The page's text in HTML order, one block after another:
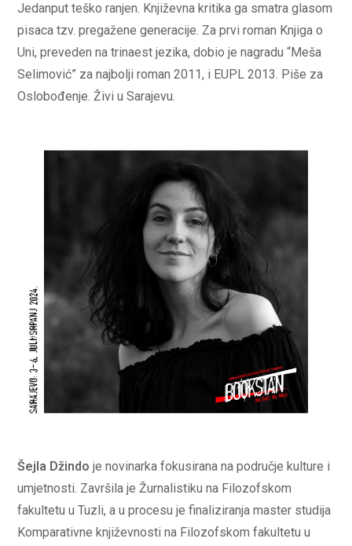
Jedanput teško ranjen. Književna kritika ga smatra glasom
pisaca tzv. pregažene generacije. Za prvi roman Knjiga o
Uni, preveden na trinaest jezika, dobio je nagradu “Meša
Selimović” za najbolji roman 2011, i EUPL 2013. Piše za
Oslobođenje. Živi u Sarajevu.
Šejla Džindo je novinarka fokusirana na područje kulture i
umjetnosti. Završila je Žurnalistiku na Filozofskom
fakultetu u Tuzli, a u procesu je finaliziranja master studija
Komparativne književnosti na Filozofskom fakultetu u